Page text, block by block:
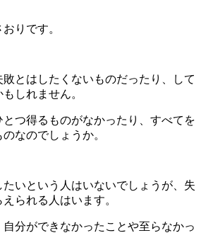
りです。
とはしたくないものだったり、して
しれません。
つ得るものがなかったり、すべてを
なのでしょうか。
いという人はいないでしょうが、失
られる人はいます。
分ができなかったことや至らなかっ